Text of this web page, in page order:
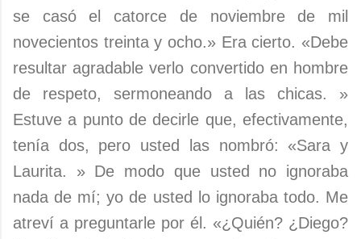
se casó el catorce de noviembre de mil
novecientos treinta y ocho.» Era cierto. «Debe
resultar agradable verlo convertido en hombre
de respeto, sermoneando a las chicas. »
Estuve a punto de decirle que, efectivamente,
tenía dos, pero usted las nombró: «Sara y
Laurita. » De modo que usted no ignoraba
nada de mí; yo de usted lo ignoraba todo. Me
atreví a preguntarle por él. «¿Quién? ¿Diego?